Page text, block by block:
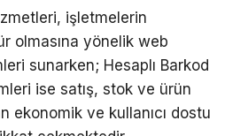
işletmelerin
olmasına yönelik web
sunarken; Hesaplı Barkod
ise satış, stok ve ürün
ekonomik ve kullanıcı dostu